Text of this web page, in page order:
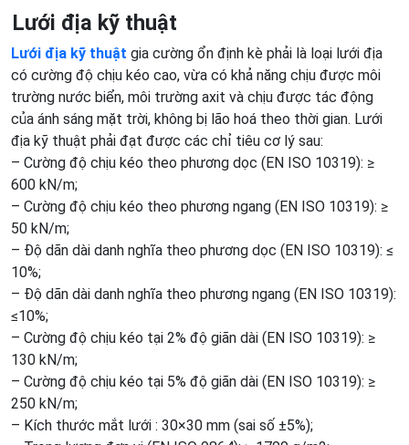
Lưới địa kỹ thuật
Lưới địa kỹ thuật gia cường ổn định kè phải là loại lưới địa
có cường độ chịu kéo cao, vừa có khả năng chịu được môi
trường nước biển, môi trường axit và chịu được tác động
của ánh sáng mặt trời, không bị lão hoá theo thời gian. Lưới
địa kỹ thuật phải đạt được các chỉ tiêu cơ lý sau:
– Cường độ chịu kéo theo phương dọc (EN ISO 10319): ≥
600 kN/m;
– Cường độ chịu kéo theo phương ngang (EN ISO 10319): ≥
50 kN/m;
– Độ dãn dài danh nghĩa theo phương dọc (EN ISO 10319): ≤
10%;
– Độ dãn dài danh nghĩa theo phương ngang (EN ISO 10319):
≤10%;
– Cường độ chịu kéo tại 2% độ giãn dài (EN ISO 10319): ≥
130 kN/m;
– Cường độ chịu kéo tại 5% độ giãn dài (EN ISO 10319): ≥
250 kN/m;
– Kích thước mắt lưới : 30×30 mm (sai số ±5%);